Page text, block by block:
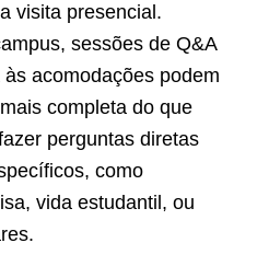
visita presencial.
sessões de Q&A
acomodações podem
completa do que
perguntas diretas
como
vida estudantil, ou